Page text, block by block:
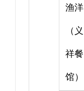
渔洋
（义
祥餐
馆）